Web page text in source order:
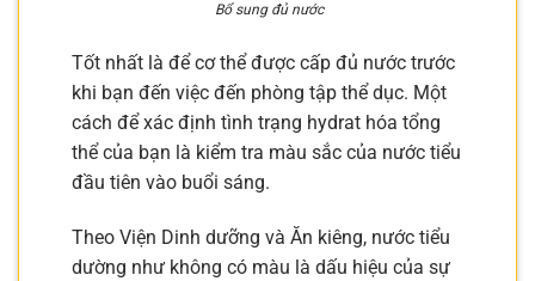
Bổ sung đủ nước
Tốt nhất là để cơ thể được cấp đủ nước trước
khi bạn đến việc đến phòng tập thể dục. Một
cách để xác định tình trạng hydrat hóa tổng
thể của bạn là kiểm tra màu sắc của nước tiểu
đầu tiên vào buổi sáng.
Theo Viện Dinh dưỡng và Ăn kiêng, nước tiểu
dường như không có màu là dấu hiệu của sự